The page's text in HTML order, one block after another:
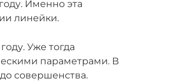
Именно эта
линейки.
Уже тогда
параметрами. В
совершенства.